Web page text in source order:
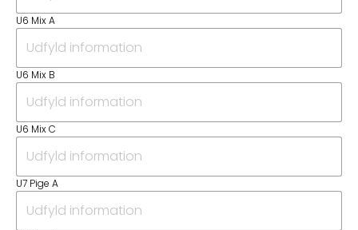
U6 Mix A
U6 Mix B
U6 Mix C
U7 Pige A